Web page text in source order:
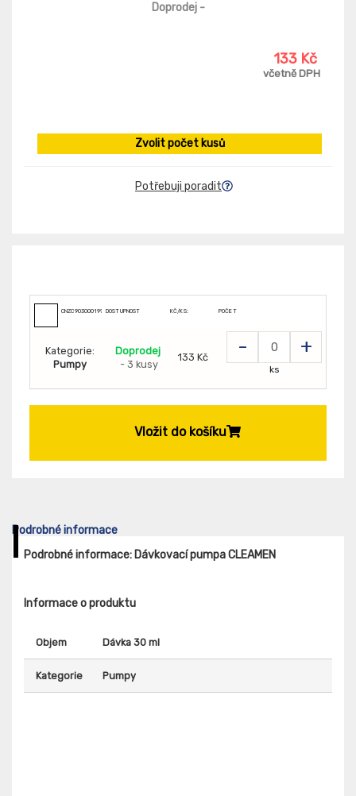
Doprodej-
133 Kč
včetně DPH
Zvolit počet kusů
Potřebuji poradit
CNZC903000199 DOSTUPNOST KČ/KS: POČET
Kategorie:
Pumpy
Doprodej
- 3 kusy
133 Kč - +
ks
Vložit do košíku
Podrobné informace
Podrobné informace: Dávkovací pumpa CLEAMEN
Informace o produktu
Objem Dávka 30 ml
Kategorie Pumpy